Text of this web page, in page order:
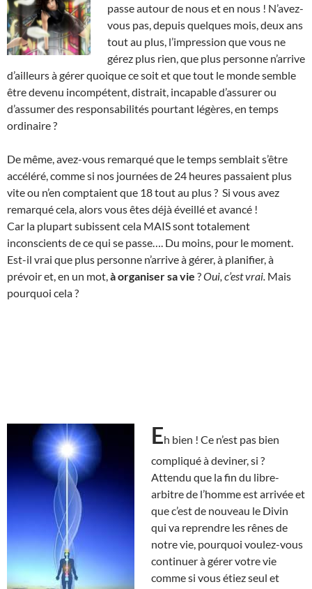
passe autour de nous et en nous ! N’avez-
vous pas, depuis quelques mois, deux ans
tout au plus, l’impression que vous ne
gérez plus rien, que plus personne n’arrive
d’ailleurs à gérer quoique ce soit et que tout le monde semble
être devenu incompétent, distrait, incapable d’assurer ou
d’assumer des responsabilités pourtant légères, en temps
ordinaire ?
De même, avez-vous remarqué que le temps semblait s’être
accéléré, comme si nos journées de 24 heures passaient plus
vite ou n’en comptaient que 18 tout au plus ? Si vous avez
remarqué cela, alors vous êtes déjà éveillé et avancé !
Car la plupart subissent cela MAIS sont totalement
inconscients de ce qui se passe…. Du moins, pour le moment.
Est-il vrai que plus personne n’arrive à gérer, à planifier, à
prévoir et, en un mot, à organiser sa vie ?Oui, c’est vrai. Mais
pourquoi cela ?
Eh bien ! Ce n’est pas bien
compliqué à deviner, si ?
Attendu que la fin du libre-
arbitre de l’homme est arrivée et
que c’est de nouveau le Divin
qui va reprendre les rênes de
notre vie, pourquoi voulez-vous
continuer à gérer votre vie
comme si vous étiez seul et